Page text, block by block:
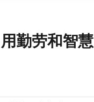
勤劳和智慧